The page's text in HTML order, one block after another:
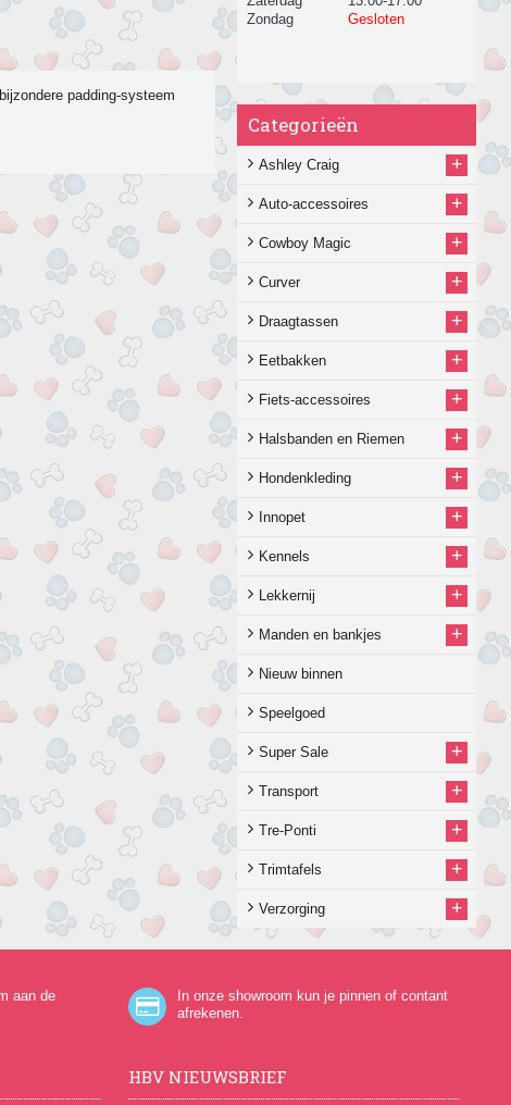
Zondag
Gesloten
Categorieën
Ashley Craig +
Auto-accessoires +
Cowboy Magic +
Curver +
Draagtassen +
Eetbakken +
Fiets-accessoires +
Halsbanden en Riemen +
Hondenkleding +
Innopet +
Kennels +
Lekkernij +
Manden en bankjes +
Nieuw binnen
Speelgoed
Super Sale +
Transport +
Tre-Ponti +
Trimtafels +
Verzorging +
padding-systeem
aan de
In onze showroom kun je pinnen of contant
afrekenen.
HBV NIEUWSBRIEF